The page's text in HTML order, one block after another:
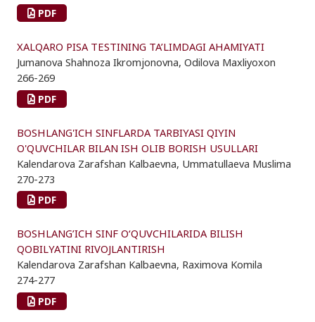
PDF
XALQARO PISA TESTINING TA’LIMDAGI AHAMIYATI
Jumanova Shahnoza Ikromjonovna, Odilova Maxliyoxon
266-269
PDF
BOSHLANG'ICH SINFLARDA TARBIYASI QIYIN
O'QUVCHILAR BILAN ISH OLIB BORISH USULLARI
Kalendarova Zarafshan Kalbaevna, Ummatullaeva Muslima
270-273
PDF
BOSHLANG’ICH SINF O‘QUVCHILARIDA BILISH
QOBILYATINI RIVOJLANTIRISH
Kalendarova Zarafshan Kalbaevna, Raximova Komila
274-277
PDF